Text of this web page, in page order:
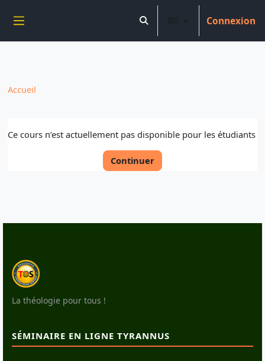
Aller au contenu principal
Activer/désactiver la saisie
Connexion
Accueil
Ce cours n’est actuellement pas disponible pour les étudiants
Continuer
La théologie pour tous !
SÉMINAIRE EN LIGNE TYRANNUS